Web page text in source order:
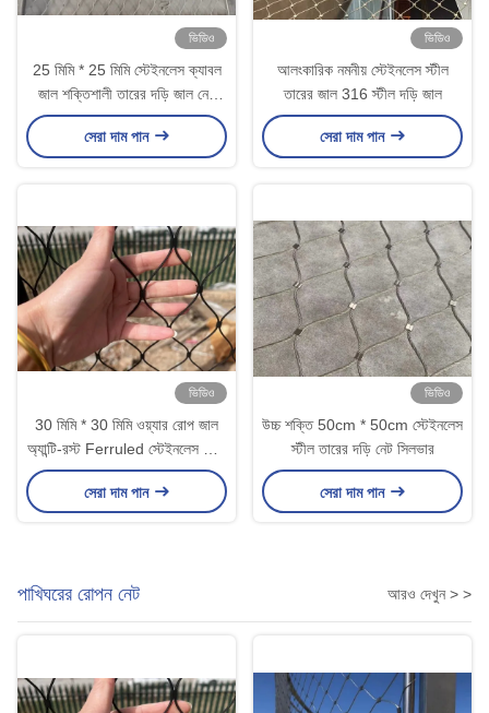
ভিডিও
25 মিমি * 25 মিমি স্টেইনলেস ক্যাবল
জাল শক্তিশালী তারের দড়ি জাল নেট
কালো
সেরা দাম পান
ভিডিও
আলংকারিক নমনীয় স্টেইনলেস স্টীল
তারের জাল 316 স্টীল দড়ি জাল
সেরা দাম পান
ভিডিও
30 মিমি * 30 মিমি ওয়্যার রোপ জাল
অ্যান্টি-রস্ট Ferruled স্টেইনলেস স্টীল
ওয়্যার রোপ নেট
সেরা দাম পান
ভিডিও
উচ্চ শক্তি 50cm * 50cm স্টেইনলেস
স্টীল তারের দড়ি নেট সিলভার
সেরা দাম পান
পাখিঘরের রোপন নেট আরও দেখুন > >